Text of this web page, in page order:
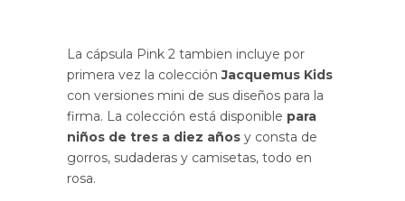
La cápsula Pink 2 tambien incluye por
primera vez la colección Jacquemus Kids
con versiones mini de sus diseños para la
firma. La colección está disponible para
niños de tres a diez años y consta de
gorros, sudaderas y camisetas, todo en
rosa.